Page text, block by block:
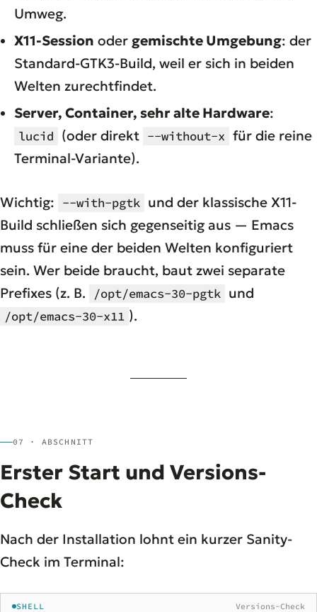
Umweg.
X11-Session oder gemischte Umgebung: der
Standard-GTK3-Build, weil er sich in beiden
Welten zurechtfindet.
Server, Container, sehr alte Hardware:
lucid (oder direkt --without-x für die reine
Terminal-Variante).
Wichtig: --with-pgtk und der klassische X11-
Build schließen sich gegenseitig aus — Emacs
muss für eine der beiden Welten konfiguriert
sein. Wer beide braucht, baut zwei separate
Prefixes (z. B.
/opt/emacs-30-pgtk und
/opt/emacs-30-x11 ).
07 · ABSCHNITT
Erster Start und Versions-
Check
Nach der Installation lohnt ein kurzer Sanity-
Check im Terminal:
SHELL Versions-Check